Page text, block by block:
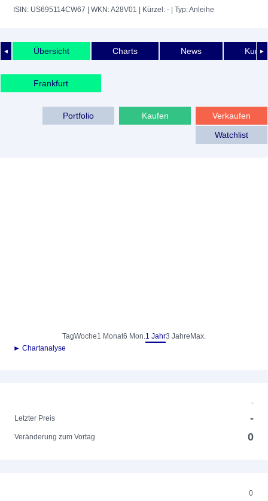
ISIN: US695114CW67 | WKN: A28V01 | Kürzel: - | Typ: Anleihe
◄ ►
Übersicht Charts News
Frankfurt
Verkaufen
Kaufen
Portfolio
Watchlist
TagWoche1 Monat6 Mon.1 Jahr3 Jahre Max.
► Chartanalyse
-
Letzter Preis
-
Veränderung zum Vortag 0
0